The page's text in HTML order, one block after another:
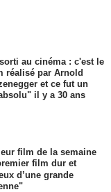
au cinéma : c'est le
réalisé par Arnold
et ce fut un
il y a 30 ans
film de la semaine
film dur et
d’une grande